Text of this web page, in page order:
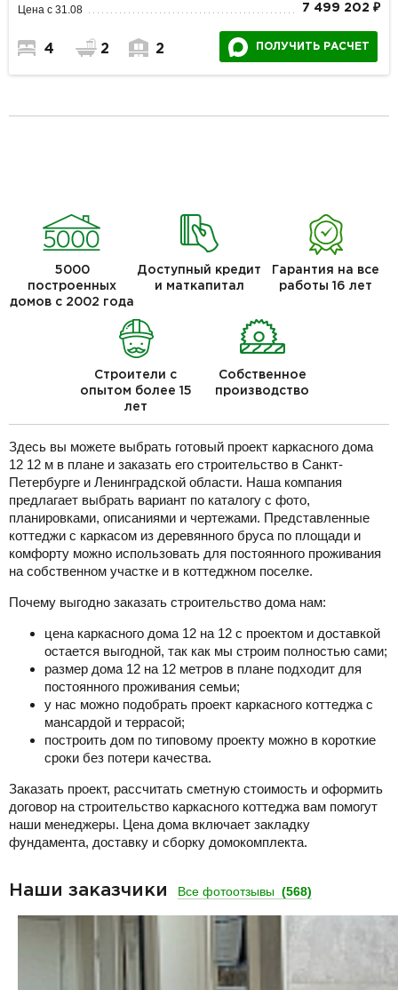
Цена с 31.08 7 499 202 ₽
4 2 2 ПОЛУЧИТЬ РАСЧЕТ
5000
построенных
домов с 2002 года
Доступный кредит
и маткапитал
Гарантия на все
работы 16 лет
Строители с
опытом более 15
лет
Собственное
производство
Здесь вы можете выбрать готовый проект каркасного дома
12 12 м в плане и заказать его строительство в Санкт-
Петербурге и Ленинградской области. Наша компания
предлагает выбрать вариант по каталогу с фото,
планировками, описаниями и чертежами. Представленные
коттеджи с каркасом из деревянного бруса по площади и
комфорту можно использовать для постоянного проживания
на собственном участке и в коттеджном поселке.
Почему выгодно заказать строительство дома нам:
цена каркасного дома 12 на 12 с проектом и доставкой
остается выгодной, так как мы строим полностью сами;
размер дома 12 на 12 метров в плане подходит для
постоянного проживания семьи;
у нас можно подобрать проект каркасного коттеджа с
мансардой и террасой;
построить дом по типовому проекту можно в короткие
сроки без потери качества.
Заказать проект, рассчитать сметную стоимость и оформить
договор на строительство каркасного коттеджа вам помогут
наши менеджеры. Цена дома включает закладку
фундамента, доставку и сборку домокомплекта.
Наши заказчики Все фотоотзывы (568)